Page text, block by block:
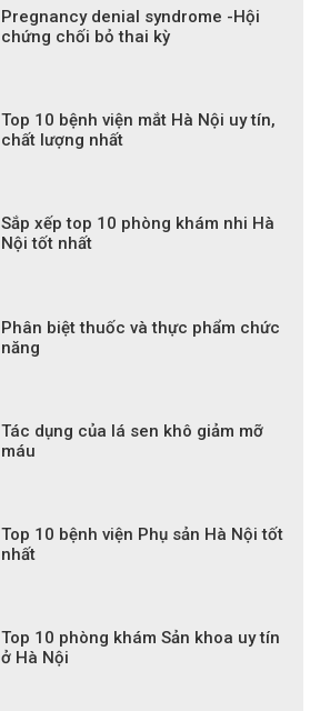
Pregnancy denial syndrome -Hội
chứng chối bỏ thai kỳ
Top 10 bệnh viện mắt Hà Nội uy tín,
chất lượng nhất
Sắp xếp top 10 phòng khám nhi Hà
Nội tốt nhất
Phân biệt thuốc và thực phẩm chức
năng
Tác dụng của lá sen khô giảm mỡ
máu
Top 10 bệnh viện Phụ sản Hà Nội tốt
nhất
Top 10 phòng khám Sản khoa uy tín
ở Hà Nội